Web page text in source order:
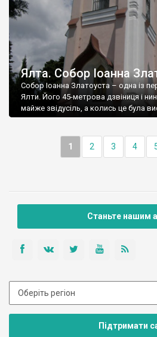
Ялта. Собор Іоанна
Собор Іоанна Златоуста – одна із
Ялти. Його 45-метрова дзвіниця і
майже звідусіль, а колись це була
1 2 3 4
Станьте нашим
Підтримати